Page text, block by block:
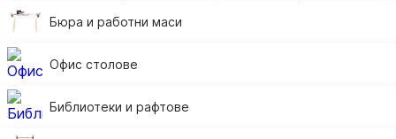
Бюра и работни маси
Офис столове
Библиотеки и рафтове